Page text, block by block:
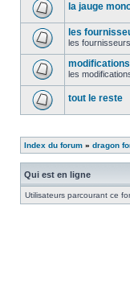
la jauge
les
les
modifications
les
tout le reste
Index du forum » dragon
Qui est en ligne
Utilisateurs parcourant ce